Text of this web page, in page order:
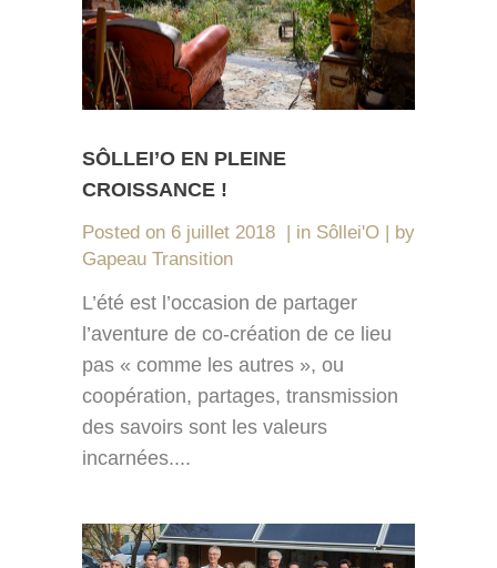
SÔLLEI’O EN PLEINE
CROISSANCE !
Posted on 6 juillet 2018 in Sôllei'O
by
Gapeau Transition
L’été est l’occasion de partager
l’aventure de co-création de ce lieu
pas « comme les autres », ou
coopération, partages, transmission
des savoirs sont les valeurs
incarnées....